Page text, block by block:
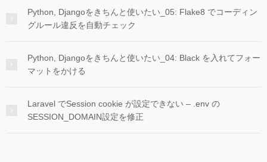
Python, Djangoをきちんと使いたい_05: Flake8 でコーディン
グルール違反を自動チェック
Python, Djangoをきちんと使いたい_04: Black を入れてフォー
マットをかける
Laravel でSession cookie が設定できない – .env の
SESSION_DOMAIN設定を修正